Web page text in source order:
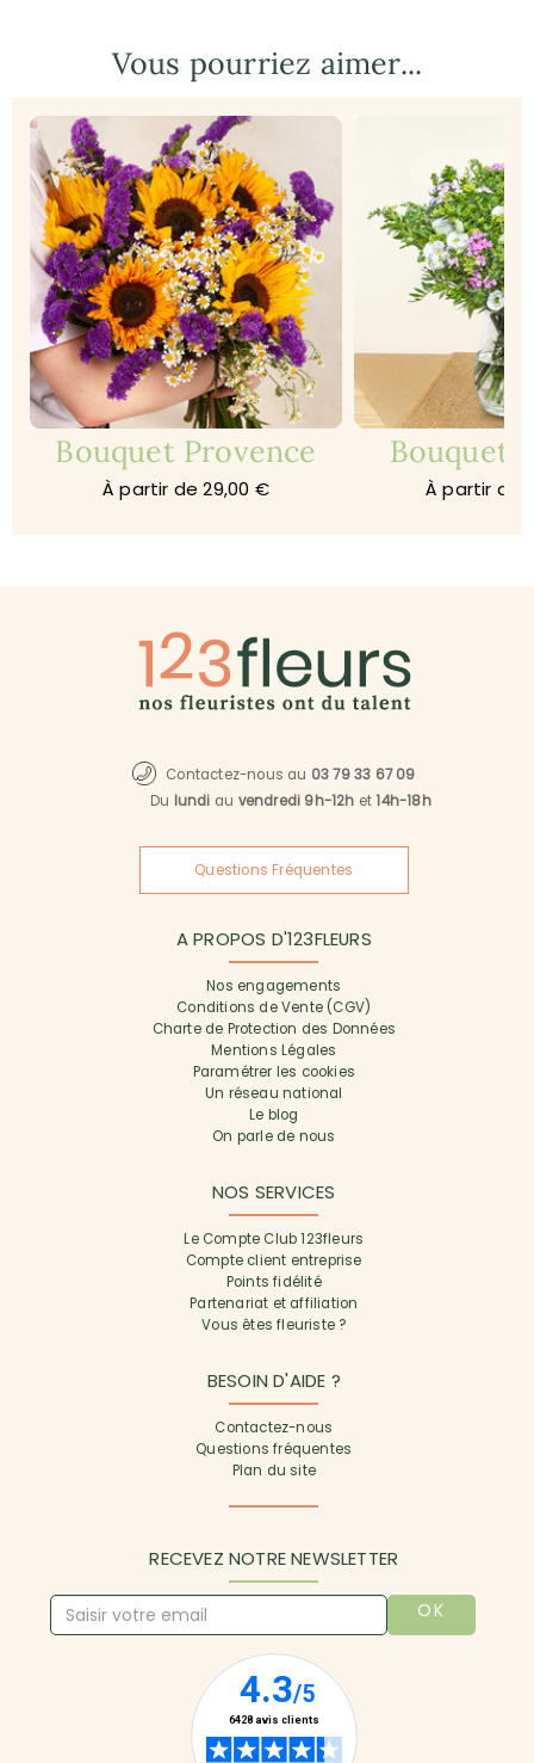
Vous pourriez aimer...
Bouquet Provence
À partir de 29,00 €
Bouquet
À partir de
Contactez-nous au 03 79 33 67 09
Du lundi au vendredi 9h-12h et14h-18h
Questions Fréquentes
A PROPOS D'123FLEURS
Nos engagements
Conditions de Vente (CGV)
Charte de Protection des Données
Mentions Légales
Paramétrer les cookies
Un réseau national
Le blog
On parle de nous
NOS SERVICES
Le Compte Club 123fleurs
Compte client entreprise
Points fidélité
Partenariat et affiliation
Vous êtes fleuriste ?
BESOIN D'AIDE ?
Contactez-nous
Questions fréquentes
Plan du site
RECEVEZ NOTRE NEWSLETTER
OK